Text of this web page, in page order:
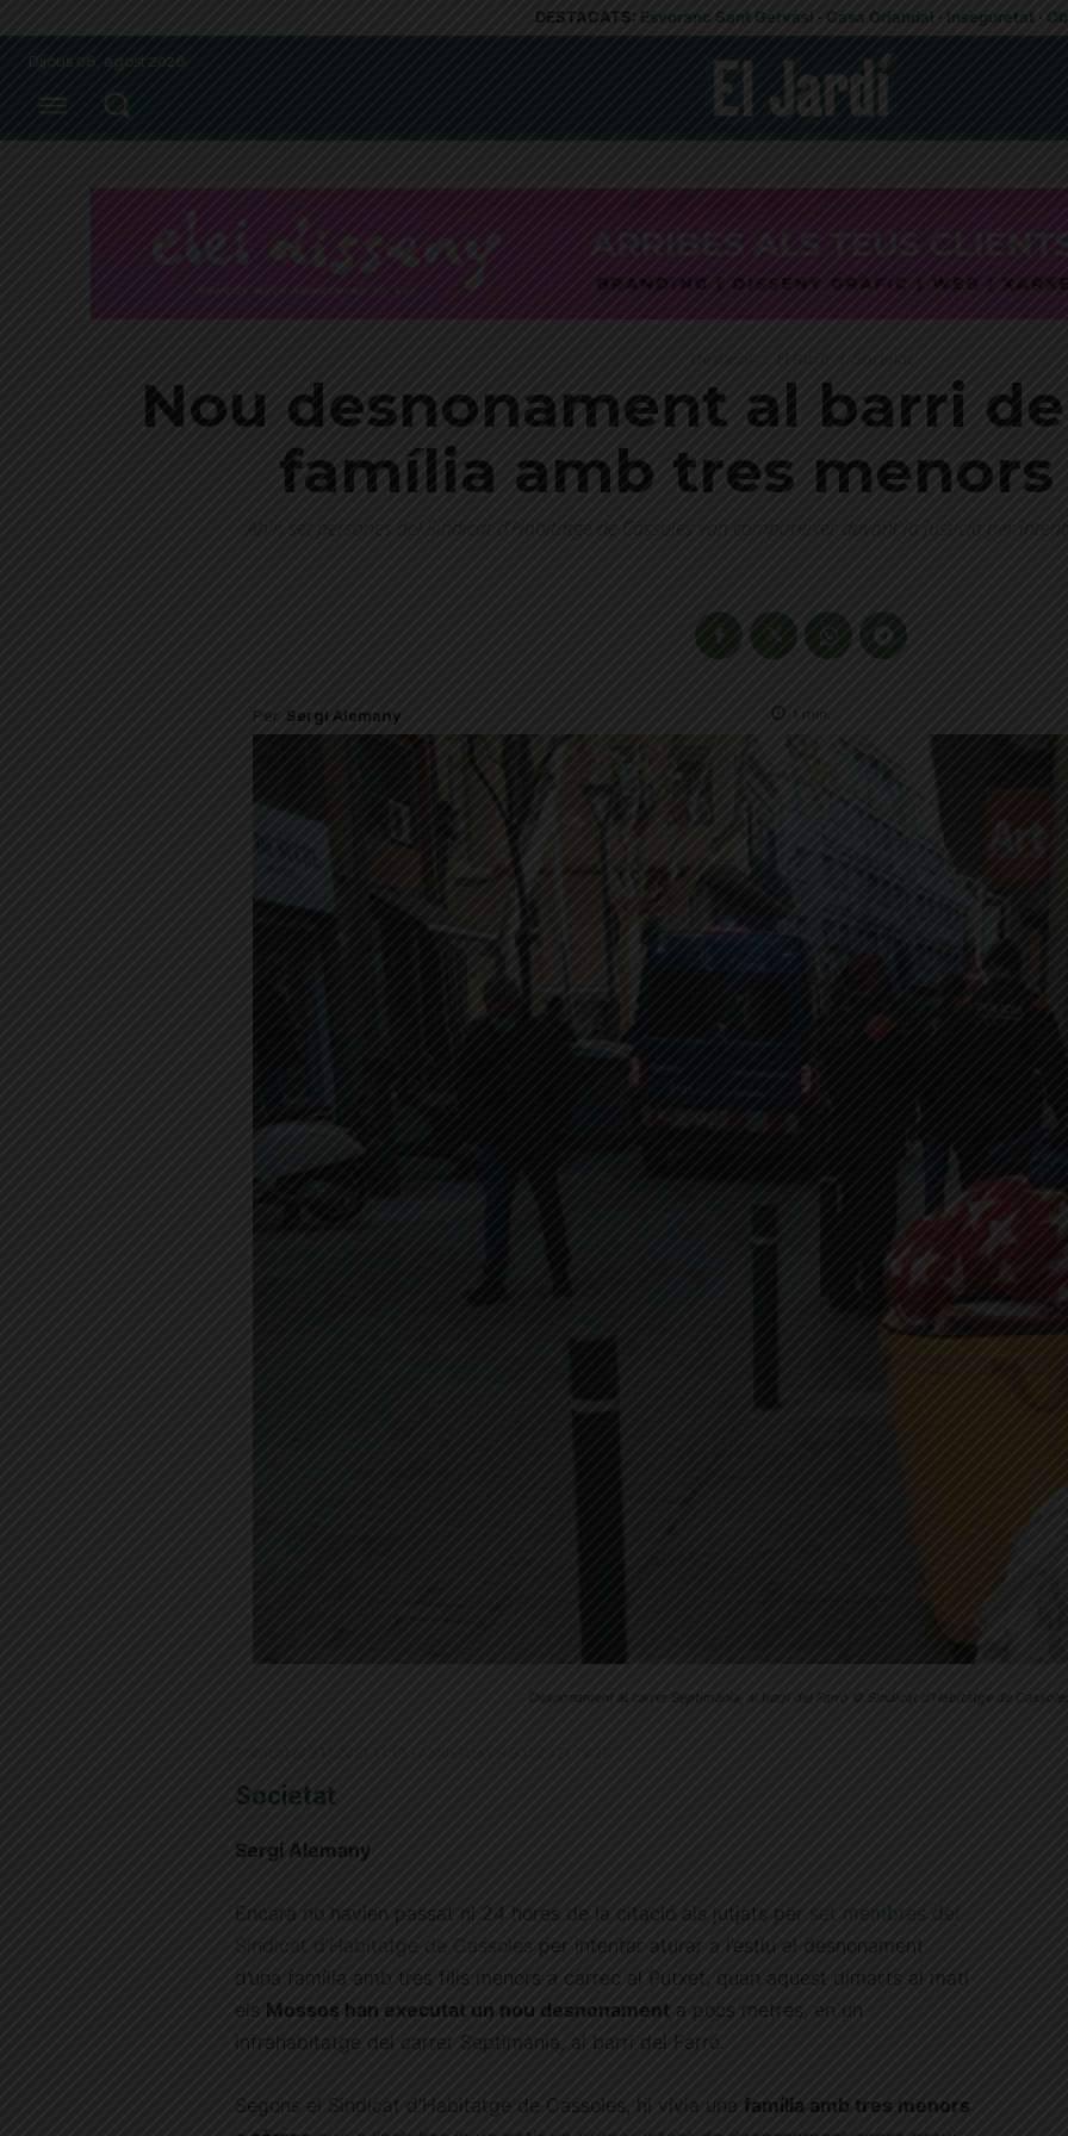
DESTACATS: Esvoranc Sant Gervasi · Casa Orlandai · Inseguretat ·
Dijous 06, agost 2026
Destacat
Nou desnonament al barri
família amb tres menors
Ahir, set persones del Sindicat d'Habitatge de Cassoles van comparèixer davant la justícia per
Per Sergi Alemany 1 min.
Desnonament al carrer Septimània, al barri del Farró © Sindicat d'Habitatge de
Societat
Sergi Alemany
Encara no havien passat ni 24 hores de la citació als jutjats per set membres del
Sindicat d’Habitatge de Cassoles per intentar aturar a l’estiu el desnonament
d’una família amb tres fills menors a càrrec al Putxet, quan aquest dimarts al matí
els Mossos han executat un nou desnonament a pocs metres, en un
infrahabitatge del carrer Septimània, al barri del Farró.
Segons el Sindicat d’Habitatge de Cassoles, hi vivia una família amb tres menors